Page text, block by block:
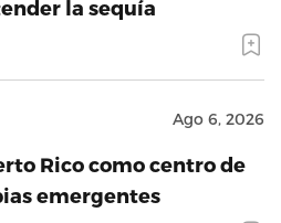
la sequía
Ago 6, 2026
Rico como centro de
emergentes